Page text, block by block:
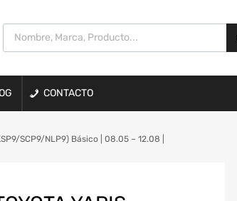
CONTACTO
SCP9/NLP9) Básico | 08.05 – 12.08 |